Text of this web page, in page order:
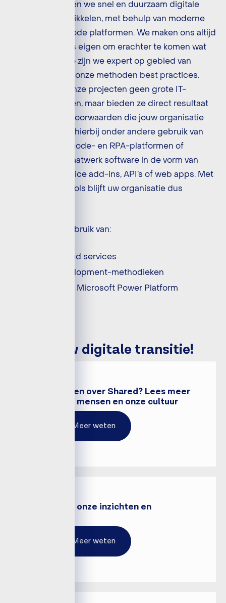
Bij Shared kunnen we snel en duurzaam digitale
producten ontwikkelen, met behulp van moderne
cloud- en low code platformen. We maken ons altijd
eerst het proces eigen om erachter te komen wat
écht nodig is. Zo zijn we expert op gebied van
innovatie en zijn onze methoden best practices.
Daarnaast zijn onze projecten geen grote IT-
verandertrajecten, maar bieden ze direct resultaat
binnen de randvoorwaarden die jouw organisatie
stelt. We maken hierbij onder andere gebruik van
bestaande low code- en RPA-platformen of
schrijven zelf maatwerk software in de vorm van
bijvoorbeeld Office add-ins, API’s of web apps. Met
deze apps en tools blijft uw organisatie dus
Denk aan het gebruik van:
Moderne cloud services
Product development-methodieken
Het low-code Microsoft Power Platform
Start jouw digitale transitie!
Meer weten over Shared? Lees meer
over onze mensen en onze cultuur
Meer weten
Lees over onze inzichten en
Meer weten